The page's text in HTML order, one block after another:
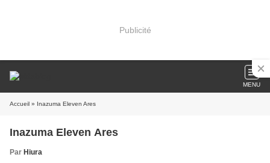
Publicité
MENU
Accueil » Inazuma Eleven Ares
Inazuma Eleven Ares
Par Hiura